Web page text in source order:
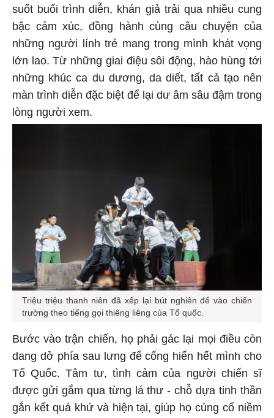
suốt buổi trình diễn, khán giả trải qua nhiều cung
bậc cảm xúc, đồng hành cùng câu chuyện của
những người lính trẻ mang trong mình khát vọng
lớn lao. Từ những giai điệu sôi động, hào hùng tới
những khúc ca du dương, da diết, tất cả tạo nên
màn trình diễn đặc biệt để lại dư âm sâu đậm trong
lòng người xem.
Triệu triệu thanh niên đã xếp lại bút nghiên để vào chiến
trường theo tiếng gọi thiêng liêng của Tổ quốc.
Bước vào trận chiến, họ phải gác lại mọi điều còn
dang dở phía sau lưng để cống hiến hết mình cho
Tổ Quốc. Tâm tư, tình cảm của người chiến sĩ
được gửi gắm qua từng lá thư - chỗ dựa tinh thần
gắn kết quá khứ và hiện tại, giúp họ củng cố niềm